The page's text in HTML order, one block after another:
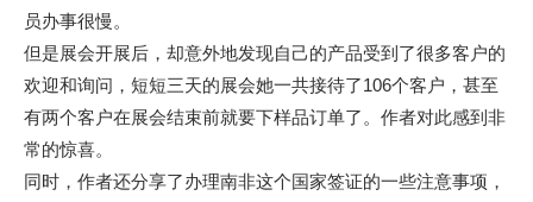
员办事很慢。
但是展会开展后，却意外地发现自己的产品受到了很多客户的
欢迎和询问，短短三天的展会她一共接待了106个客户，甚至
有两个客户在展会结束前就要下样品订单了。作者对此感到非
常的惊喜。
同时，作者还分享了办理南非这个国家签证的一些注意事项，